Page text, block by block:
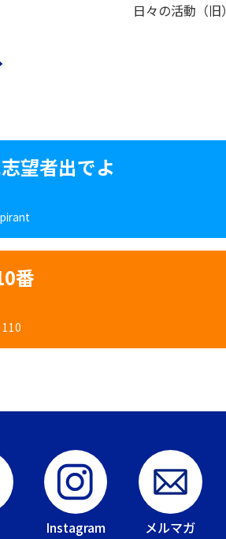
日々の活動（旧）
望者出でよ
番
Instagram メルマガ